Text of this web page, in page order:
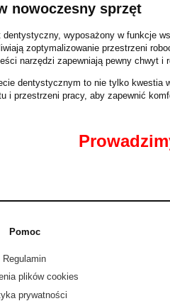
nowoczesny sprzęt
wyposażony w funkcje
zoptymalizowanie przestrzeni
narzędzi zapewniają pewny chwyt
dentystycznym to nie tylko kwestia
i przestrzeni pracy, aby zapewnić
Pomoc
Regulamin
plików cookies
prywatności